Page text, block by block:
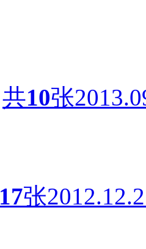
共10张
17张